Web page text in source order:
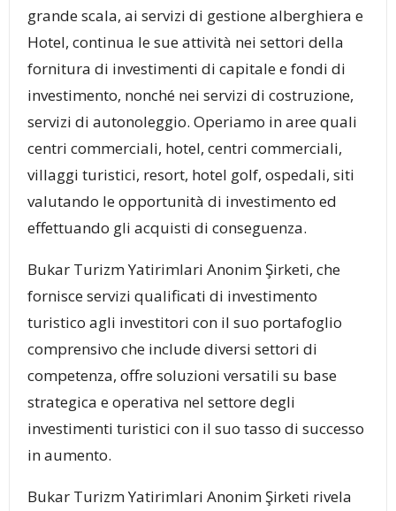
grande scala, ai servizi di gestione alberghiera e
Hotel, continua le sue attività nei settori della
fornitura di investimenti di capitale e fondi di
investimento, nonché nei servizi di costruzione,
servizi di autonoleggio. Operiamo in aree quali
centri commerciali, hotel, centri commerciali,
villaggi turistici, resort, hotel golf, ospedali, siti
valutando le opportunità di investimento ed
effettuando gli acquisti di conseguenza.
Bukar Turizm Yatirimlari Anonim Şirketi, che
fornisce servizi qualificati di investimento
turistico agli investitori con il suo portafoglio
comprensivo che include diversi settori di
competenza, offre soluzioni versatili su base
strategica e operativa nel settore degli
investimenti turistici con il suo tasso di successo
in aumento.
Bukar Turizm Yatirimlari Anonim Şirketi rivela